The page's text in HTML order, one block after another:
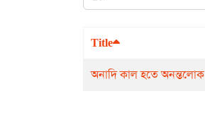
Title
অনাদি কাল হতে অনন্তলোক